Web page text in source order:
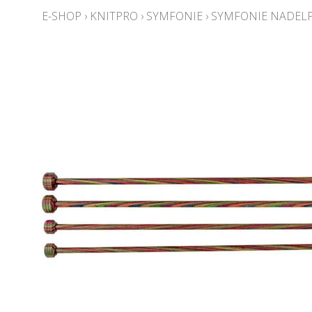
E-SHOP › KNITPRO › SYMFONIE › SYMFONIE